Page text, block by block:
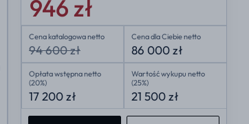
946 zł
Cena katalogowa netto
94 600 zł
Cena dla Ciebie netto
86 000 zł
Opłata wstępna netto
(20%)
17 200 zł
Wartość wykupu netto
(25%)
21 500 zł